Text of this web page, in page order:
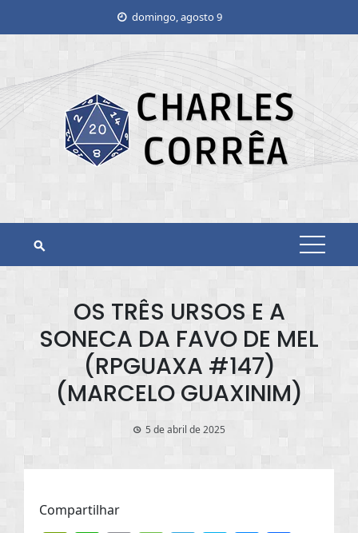
domingo, agosto 9
OS TRÊS URSOS E A
SONECA DA FAVO DE MEL
(RPGUAXA #147)
(MARCELO GUAXINIM)
5 de abril de 2025
Compartilhar